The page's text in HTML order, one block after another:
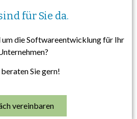
für Sie da.
um die Softwareentwicklung für Ihr
Sie gern!
vereinbaren